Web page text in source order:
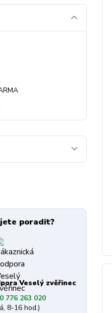
poradit?
Veselý zvěřinec
776 263 020
8-16 hod.)